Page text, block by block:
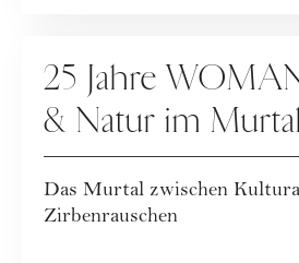
25 Jahre
& Natur im Murtal
Das Murtal zwischen
Zirbenrauschen